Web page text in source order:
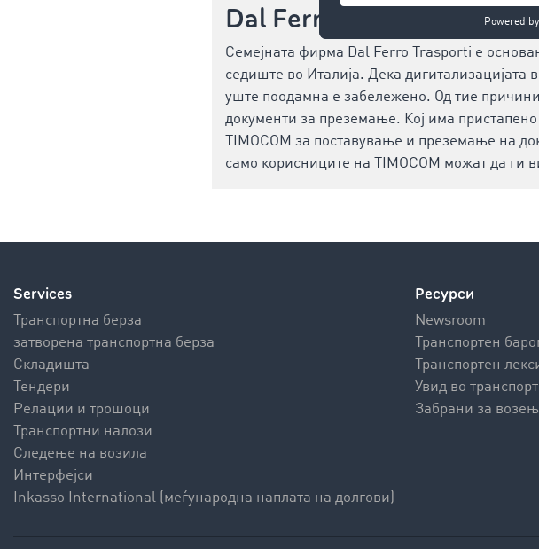
Dal Ferro Trasporti S.r.l.
Семејната фирма Dal Ferro Trasporti е
седиште во Италија. Дека дигитализацијата
уште поодамна е забележено. Од тие
документи за преземање. Кој има
TIMOCOM за поставување и преземање на
само корисниците на TIMOCOM можат да ги
Services
Транспортна берза
затворена транспортна берза
Складишта
Тендери
Релации и трошоци
Транспортни налози
Следење на возила
Интерфејси
Inkasso International (меѓународна наплата на долгови)
Ресурси
Newsroom
Транспортен
Транспортен
Увид во
Забрани за